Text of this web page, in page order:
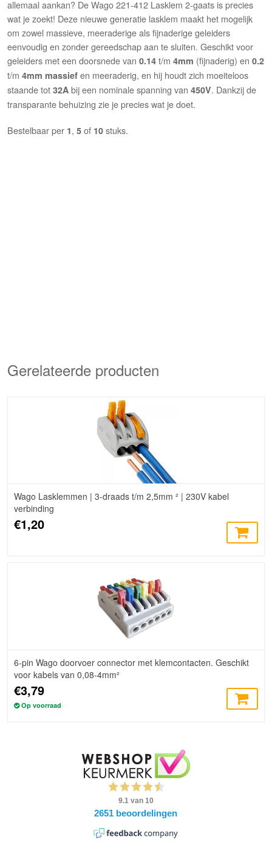
allemaal aankan? De Wago 221-412 Lasklem 2-gaats is precies
wat je zoekt! Deze nieuwe generatie lasklem maakt het mogelijk
om zowel massieve, meeraderige als fijnaderige geleiders
eenvoudig en zonder gereedschap aan te sluiten. Geschikt voor
geleiders met een doorsnede van0.14 t/m4mm (fijnaderig) en0.2
t/m4mm massief en meeraderig, en hij houdt zich moeiteloos
staande tot32A bij een nominale spanning van450V. Dankzij de
transparante behuizing zie je precies wat je doet.
Bestelbaar per 1,5 of 10 stuks.
Gerelateerde producten
Wago Lasklemmen | 3-draads t/m 2,5mm ² | 230V kabel
verbinding
€1,20
6-pin Wago doorvoer connector met klemcontacten. Geschikt
voor kabels van 0,08-4mm²
€3,79
Op voorraad